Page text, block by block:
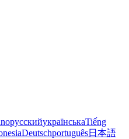
русскийукраїнськаTiếng
Deutschportuguês日本語